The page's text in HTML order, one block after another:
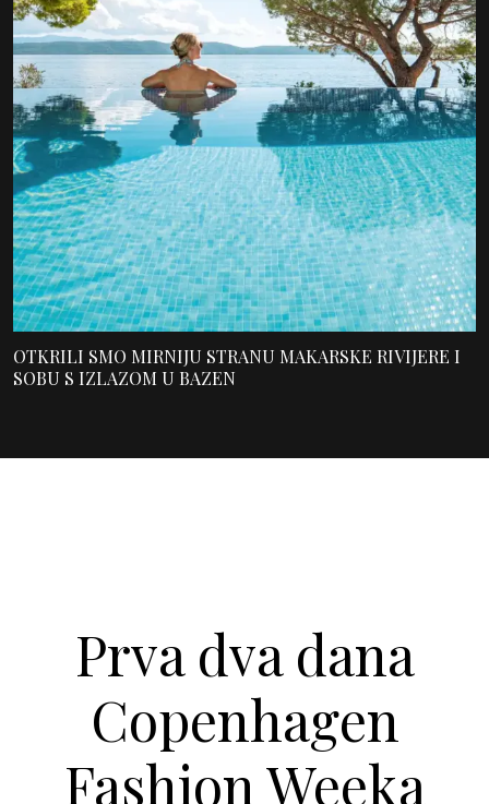
OTKRILI SMO MIRNIJU STRANU MAKARSKE RIVIJERE I
SOBU S IZLAZOM U BAZEN
Prva dva dana
Copenhagen
Fashion Weeka